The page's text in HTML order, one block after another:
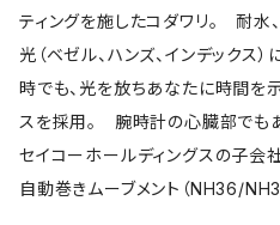
ティングを施したコダワリ。 耐
光（ベゼル、ハンズ、インデックス
時でも、光を放ちあなたに時間を
スを採用。 腕時計の心臓部でも
セイコーホールディングスの子会
自動巻きムーブメント（NH36/